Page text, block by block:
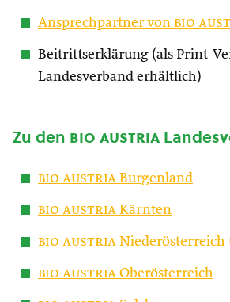
Ansprechpartner von bio
Beitrittserklärung (als Print-
Landesverband erhältlich)
Zu den bio austria
bio austria Burgenland
bio austria Kärnten
bio austria Niederösterreich
bio austria Oberösterreich